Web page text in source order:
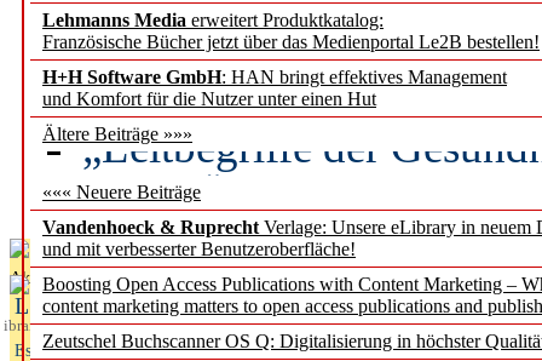
Lehmanns Media erweitert Produktkatalog:
Französische Bücher jetzt über das Medienportal Le2B bestellen!
H+H Software GmbH: HAN bringt effektives Management
und Komfort für die Nutzer unter einen Hut
Ältere Beiträge »»»
««« Neuere Beiträge
Vandenhoeck & Ruprecht Verlage: Unsere eLibrary in neuem
und mit verbesserter Benutzeroberfläche!
Boosting Open Access Publications with Content Marketing –
content marketing matters to open access publications and
Zeutschel Buchscanner OS Q: Digitalisierung in höchster
Künstliche Intelligenz
besser zu verstehen
„Leitbegriffe der
des BIÖG erscheinen
Aktuelles aus
L
ibrary
Essentials